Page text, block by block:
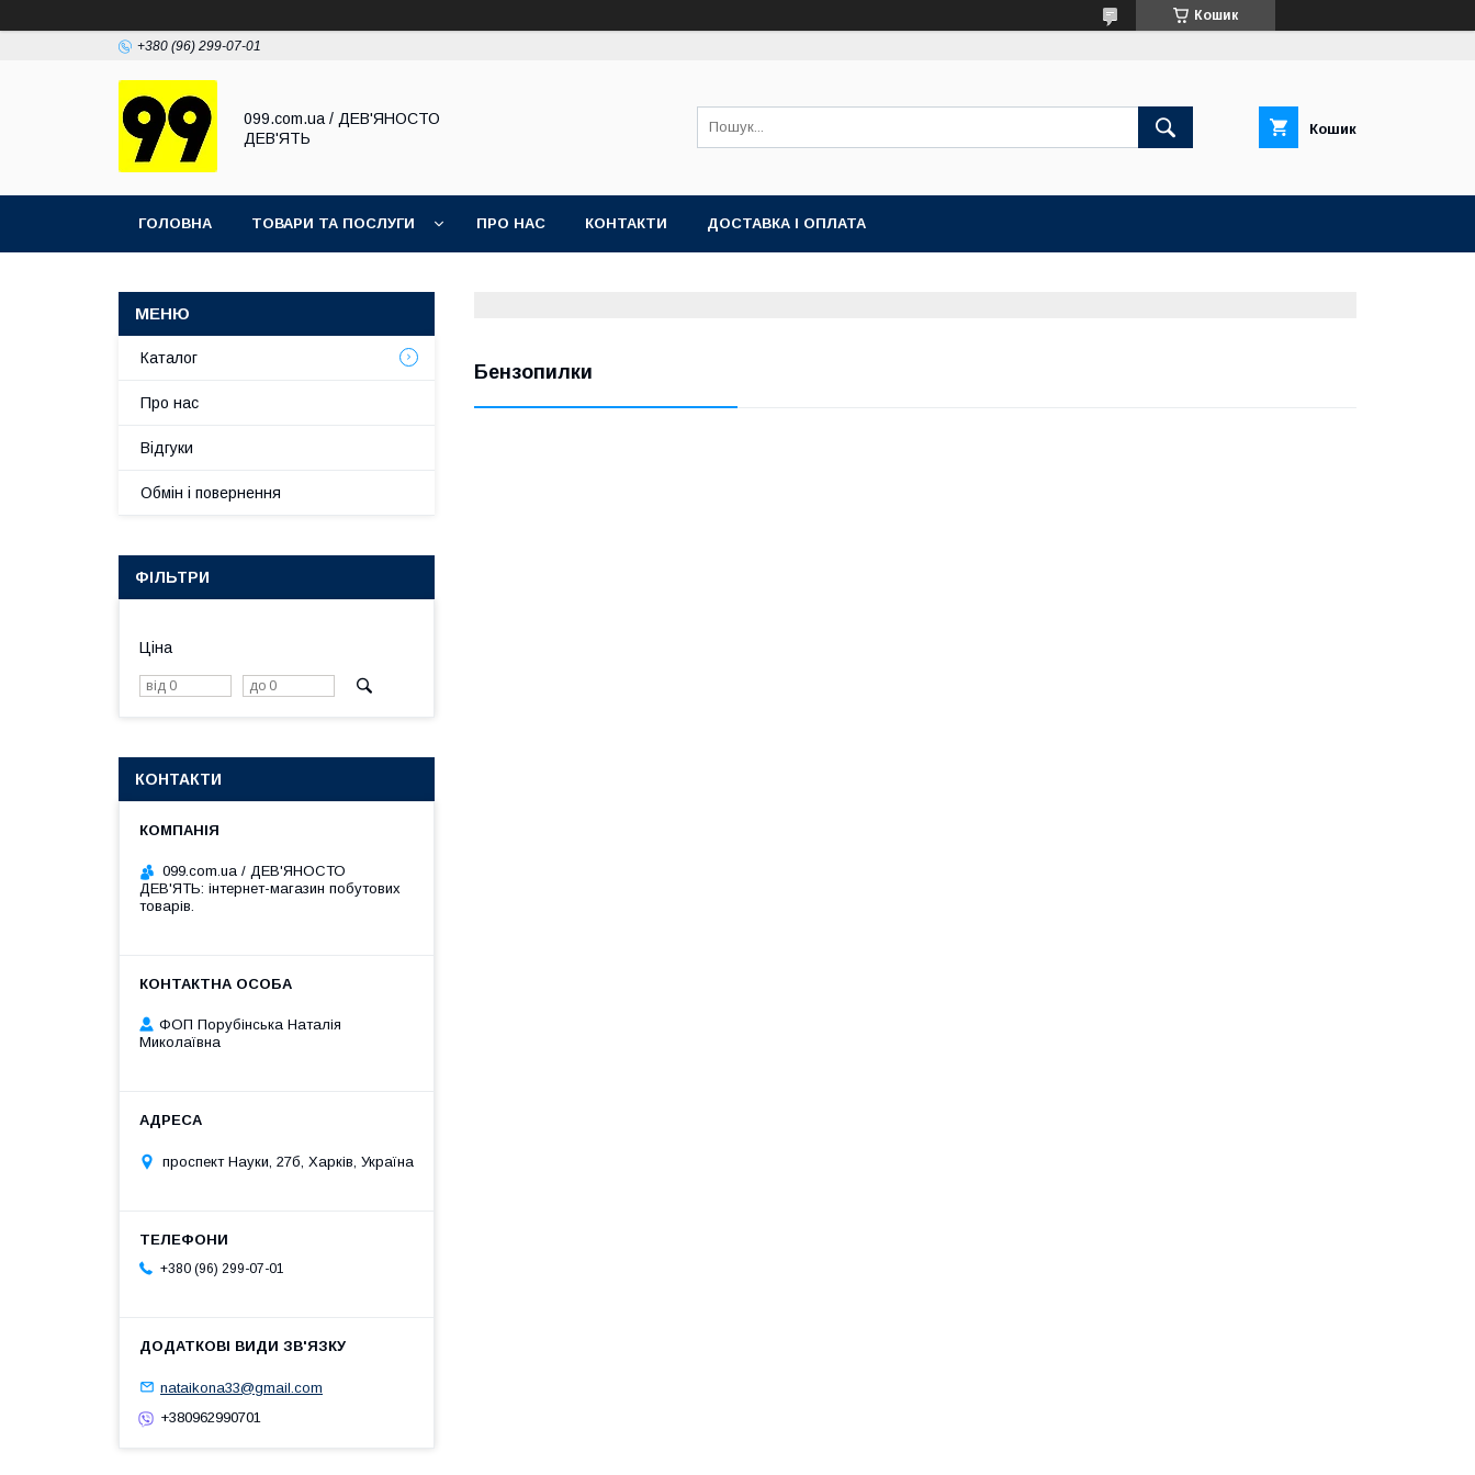
Кошик
+380 (96) 299-07-01
099.com.ua / ДЕВ'ЯНОСТО
ДЕВ'ЯТЬ
Кошик
ГОЛОВНА ТОВАРИ ТА ПОСЛУГИ ПРО НАС КОНТАКТИ ДОСТАВКА І ОПЛАТА
Бензопилки
Каталог
Про нас
Відгуки
Обмін і повернення
ФІЛЬТРИ
Ціна
КОНТАКТИ
099.com.ua / ДЕВ'ЯНОСТО
ДЕВ'ЯТЬ: інтернет-магазин побутових
товарів.
ФОП Порубінська Наталія
Миколаївна
проспект Науки, 27б, Харків, Україна
+380 (96) 299-07-01
nataikona33@gmail.com
+380962990701